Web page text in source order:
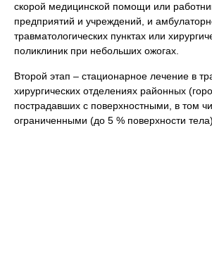
скорой медицинской помощи или
предприятий и учреждений, и
травматологических пунктах или
поликлиник при небольших ожогах.
Второй этап – стационарное лечение в
хирургических отделениях районных
пострадавших с поверхностными, в том
ограниченными (до 5 % поверхности